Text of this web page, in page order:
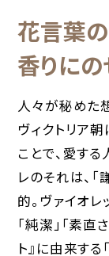
花言葉の
香りにの
人々が秘めた
ヴィクトリア
ことで、愛す
レのそれは、「
的。ヴァイオ
「純潔」「素直
ト』に由来する